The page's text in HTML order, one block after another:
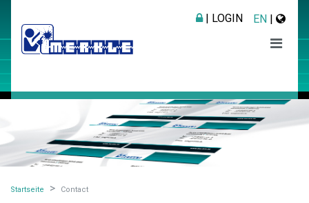
| LOGIN EN |
Startseite Contact